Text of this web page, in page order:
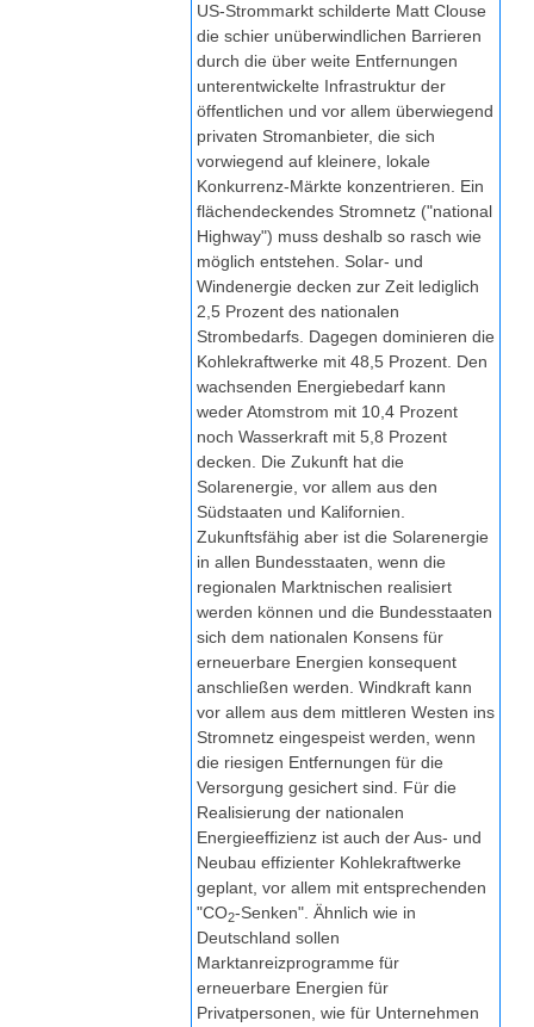
US-Strommarkt schilderte Matt Clouse
die schier unüberwindlichen Barrieren
durch die über weite Entfernungen
unterentwickelte Infrastruktur der
öffentlichen und vor allem überwiegend
privaten Stromanbieter, die sich
vorwiegend auf kleinere, lokale
Konkurrenz-Märkte konzentrieren. Ein
flächendeckendes Stromnetz ("national
Highway") muss deshalb so rasch wie
möglich entstehen. Solar- und
Windenergie decken zur Zeit lediglich
2,5 Prozent des nationalen
Strombedarfs. Dagegen dominieren die
Kohlekraftwerke mit 48,5 Prozent. Den
wachsenden Energiebedarf kann
weder Atomstrom mit 10,4 Prozent
noch Wasserkraft mit 5,8 Prozent
decken. Die Zukunft hat die
Solarenergie, vor allem aus den
Südstaaten und Kalifornien.
Zukunftsfähig aber ist die Solarenergie
in allen Bundesstaaten, wenn die
regionalen Marktnischen realisiert
werden können und die Bundesstaaten
sich dem nationalen Konsens für
erneuerbare Energien konsequent
anschließen werden. Windkraft kann
vor allem aus dem mittleren Westen ins
Stromnetz eingespeist werden, wenn
die riesigen Entfernungen für die
Versorgung gesichert sind. Für die
Realisierung der nationalen
Energieeffizienz ist auch der Aus- und
Neubau effizienter Kohlekraftwerke
geplant, vor allem mit entsprechenden
"CO2-Senken". Ähnlich wie in
Deutschland sollen
Marktanreizprogramme für
erneuerbare Energien für
Privatpersonen, wie für Unternehmen